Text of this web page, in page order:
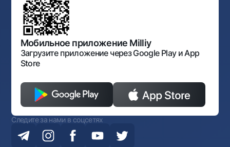
Карта сайта
Нормативно-правовые документы
Порядок и режим работы НБУ
Открытые данные
Антимонопольный комплаенс
Мобильное приложение Milliy
Загрузите приложение через Google Play и App
Store
Следите за нами в соцсетях